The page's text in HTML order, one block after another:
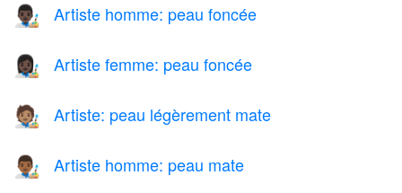
👨🏿‍🎨 Artiste homme: peau foncée
👩🏿‍🎨 Artiste femme: peau foncée
🧑🏽‍🎨 Artiste: peau légèrement mate
👨🏾‍🎨 Artiste homme: peau mate